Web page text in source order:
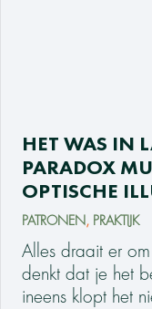
HET WAS IN
PARADOX
OPTISCHE
PATRONEN, PRAKTIJK
Alles draait er om
denkt dat je het
ineens klopt het